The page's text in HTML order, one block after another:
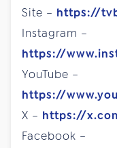
Site – https://
Instagram –
https://
YouTube –
https://
X – https://
Facebook –